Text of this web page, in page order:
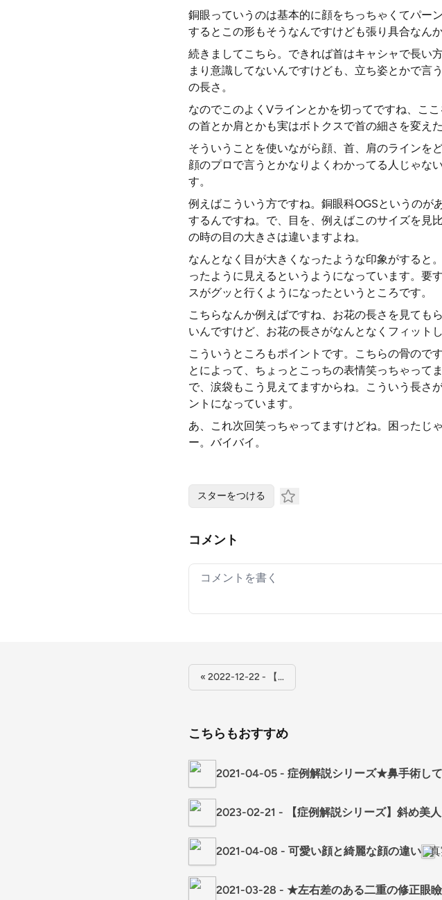
銅眼っていうのは基本的に顔をちっちゃくてパー
するとこの形もそうなんですけども張り具合なん
続きましてこちら。できれば首はキャシャで長い
まり意識してないんですけども、立ち姿とかで言
の長さ。
なのでこのよくVラインとかを切ってですね、こ
の首とか肩とかも実はボトクスで首の細さを変え
そういうことを使いながら顔、首、肩のラインを
顔のプロで言うとかなりよくわかってる人じゃな
す。
例えばこういう方ですね。銅眼科OGSというのが
するんですね。で、目を、例えばこのサイズを見
の時の目の大きさは違いますよね。
なんとなく目が大きくなったような印象がすると
ったように見えるというようになっています。要
スがグッと行くようになったというところです。
こちらなんか例えばですね、お花の長さを見ても
いんですけど、お花の長さがなんとなくフィット
こういうところもポイントです。こちらの骨ので
とによって、ちょっとこっちの表情笑っちゃって
で、涙袋もこう見えてますからね。こういう長さ
ントになっています。
あ、これ次回笑っちゃってますけどね。困ったじ
ー。バイバイ。
スターをつける
コメント
Your comment
« 2022-12-22 - 【…
こちらもおすすめ
2021-04-05 - 症例解説シリーズ★鼻手術し
2023-02-21 - 【症例解説シリーズ】斜め美
2021-04-08 - 可愛い顔と綺麗な顔の違い
2021-03-28 - ★左右差のある二重の修正眼